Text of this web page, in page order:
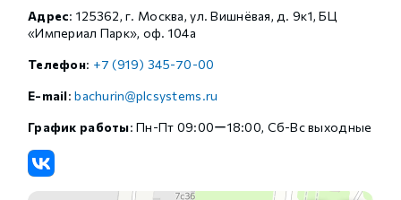
Адрес: 125362, г. Москва, ул. Вишнёвая, д. 9к1, БЦ
«Империал Парк», оф. 104а
Телефон: +7 (919) 345-70-00
E-mail:bachurin@plcsystems.ru
График работы: Пн-Пт 09:00ー18:00, Сб-Вс выходные